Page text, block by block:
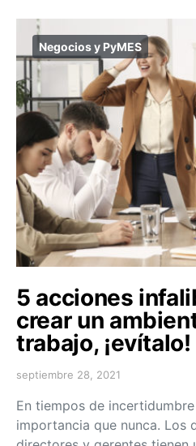
Negocios y PyMES
5 acciones
crear un
trabajo, ¡evítalo!
septiembre 28, 2021
En tiempos de
importancia que nunca. Los